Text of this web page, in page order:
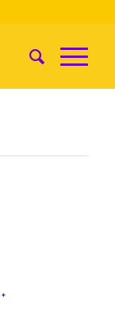
*